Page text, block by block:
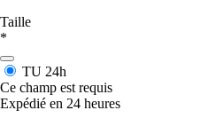
Taille
*
TU 24h
Ce champ est requis
Expédié en 24 heures